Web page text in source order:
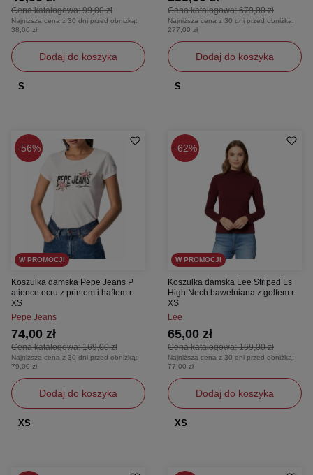
Cena katalogowa:99,00 zł
Najniższa cena z 30 dni przed obniżką:
38,00 zł
Dodaj do koszyka
S
Cena katalogowa:679,00 zł
Najniższa cena z 30 dni przed obniżką:
277,00 zł
Dodaj do koszyka
S
56%
W PROMOCJI
Koszulka damska Pepe Jeans P
atience ecru z printem i haftem r.
XS
Pepe Jeans
Cena katalogowa:169,00 zł
74,00 zł
Najniższa cena z 30 dni przed obniżką:
79,00 zł
Dodaj do koszyka
XS
62%
W PROMOCJI
Koszulka damska Lee Striped Ls
High Nech bawełniana z golfem r.
XS
Lee
Cena katalogowa:169,00 zł
65,00 zł
Najniższa cena z 30 dni przed obniżką:
77,00 zł
Dodaj do koszyka
XS